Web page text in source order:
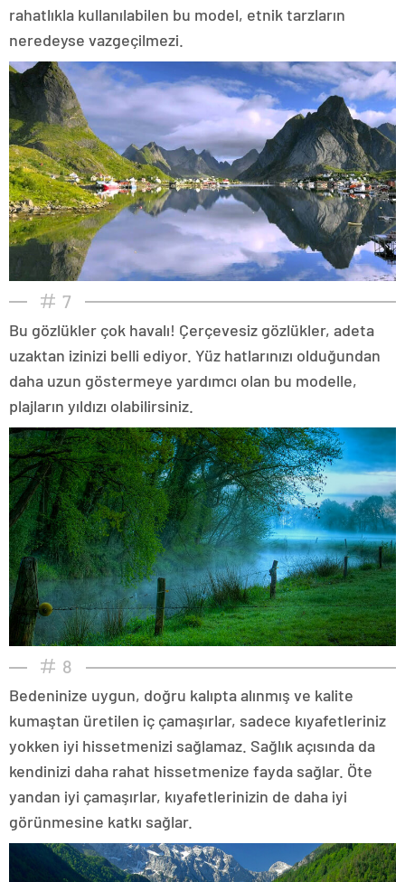
rahatlıkla kullanılabilen bu model, etnik tarzların
neredeyse vazgeçilmezi.
7
Bu gözlükler çok havalı! Çerçevesiz gözlükler, adeta
uzaktan izinizi belli ediyor. Yüz hatlarınızı olduğundan
daha uzun göstermeye yardımcı olan bu modelle,
plajların yıldızı olabilirsiniz.
8
Bedeninize uygun, doğru kalıpta alınmış ve kalite
kumaştan üretilen iç çamaşırlar, sadece kıyafetleriniz
yokken iyi hissetmenizi sağlamaz. Sağlık açısında da
kendinizi daha rahat hissetmenize fayda sağlar. Öte
yandan iyi çamaşırlar, kıyafetlerinizin de daha iyi
görünmesine katkı sağlar.